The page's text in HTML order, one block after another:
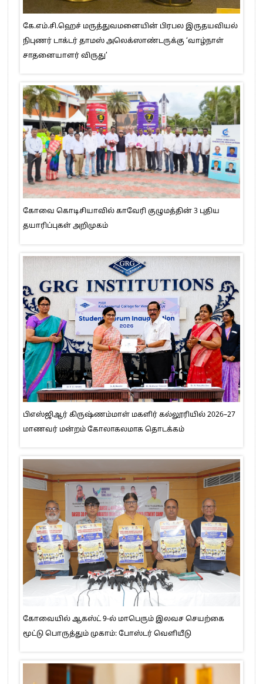
கே.எம்.சி.ஹெச் மருத்துவமனையின் பிரபல இருதயவியல்
நிபுணர் டாக்டர் தாமஸ் அலெக்ஸாண்டருக்கு ‘வாழ்நாள்
சாதனையாளர் விருது’
கோவை கொடிசியாவில் காவேரி குழுமத்தின் 3 புதிய
தயாரிப்புகள் அறிமுகம்
பிஎஸ்ஜிஆர் கிருஷ்ணம்மாள் மகளிர் கல்லூரியில் 2026–27
மாணவர் மன்றம் கோலாகலமாக தொடக்கம்
கோவையில் ஆகஸ்ட் 9-ல் மாபெரும் இலவச செயற்கை
மூட்டு பொருத்தும் முகாம்: போஸ்டர் வெளியீடு